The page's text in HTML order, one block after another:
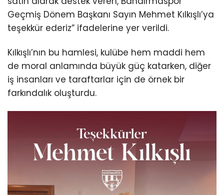
Geçmiş Dönem Başkanı Sayın Mehmet Kılkışlı’ya
teşekkür ederiz” ifadelerine yer verildi.
Kılkışlı’nın bu hamlesi, kulübe hem maddi hem
de moral anlamında büyük güç katarken, diğer
iş insanları ve taraftarlar için de örnek bir
farkındalık oluşturdu.